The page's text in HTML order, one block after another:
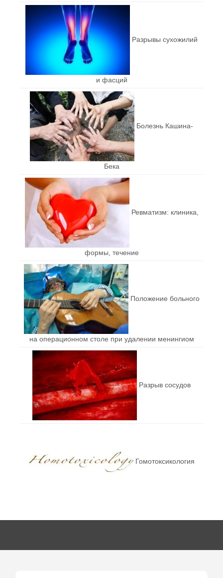
Разрывы сухожилий
и фасций
Болезнь Кашина-
Бека
Ревматизм: клиника,
формы, течение
Положение больного
на операционном столе при удалении менингиом
Разрыв сосудов
Гомотоксикология